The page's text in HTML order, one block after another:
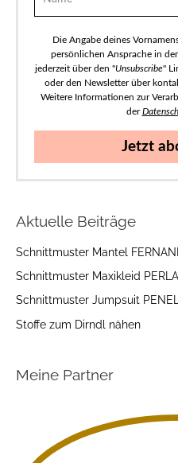
Die Angabe deines
persönlichen Ansprache in
jederzeit über den "Unsubscribe"
oder den Newsletter über
Weitere Informationen zur
der
Jetzt
Aktuelle Beiträge
Schnittmuster Mantel
Schnittmuster Maxikleid
Schnittmuster Jumpsuit
Stoffe zum Dirndl nähen
Meine Partner